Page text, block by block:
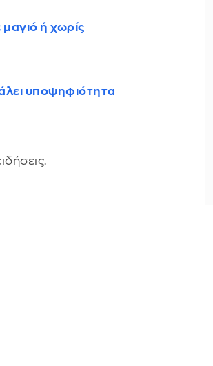
ή χωρίς
υποψηφιότητα